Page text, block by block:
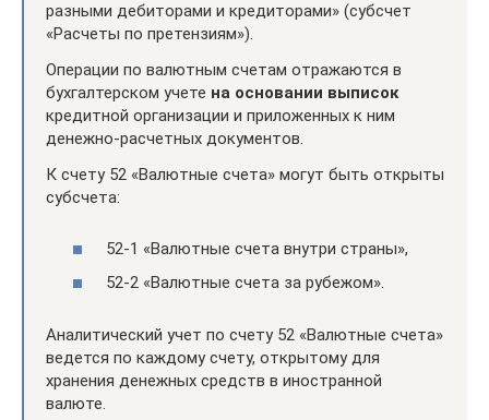
разными дебиторами и кредиторами» (субсчет
«Расчеты по претензиям»).
Операции по валютным счетам отражаются в
бухгалтерском учете на основании выписок
кредитной организации и приложенных к ним
денежно-расчетных документов.
К счету 52 «Валютные счета» могут быть открыты
субсчета:
52-1 «Валютные счета внутри страны»,
52-2 «Валютные счета за рубежом».
Аналитический учет по счету 52 «Валютные счета»
ведется по каждому счету, открытому для
хранения денежных средств в иностранной
валюте.